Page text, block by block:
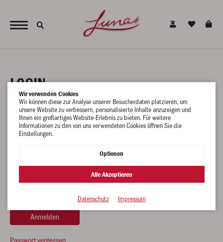
LOGIN
BEREITS KUNDE
Melden Sie sich hier mit Ihren vorhandenen Zugangsdaten an.
Passwort vergessen
Wir verwenden Cookies
Wir können diese zur Analyse unserer Besucherdaten platzieren, um
unsere Website zu verbessern, personalisierte Inhalte anzuzeigen und
Ihnen ein großartiges Website-Erlebnis zu bieten. Für weitere
Informationen zu den von uns verwendeten Cookies öffnen Sie die
Einstellungen.
Optionen
Alle Akzeptieren
Datenschutz Impressum